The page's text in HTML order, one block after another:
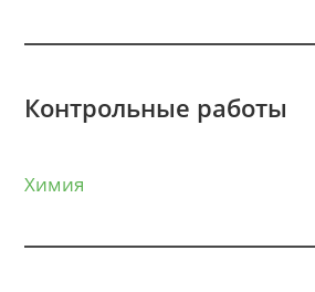
Контрольные работы
Химия